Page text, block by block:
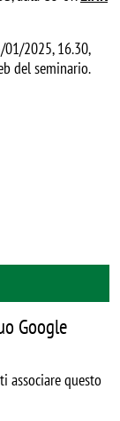
2025, 16.30,
del seminario.
Google
associare questo